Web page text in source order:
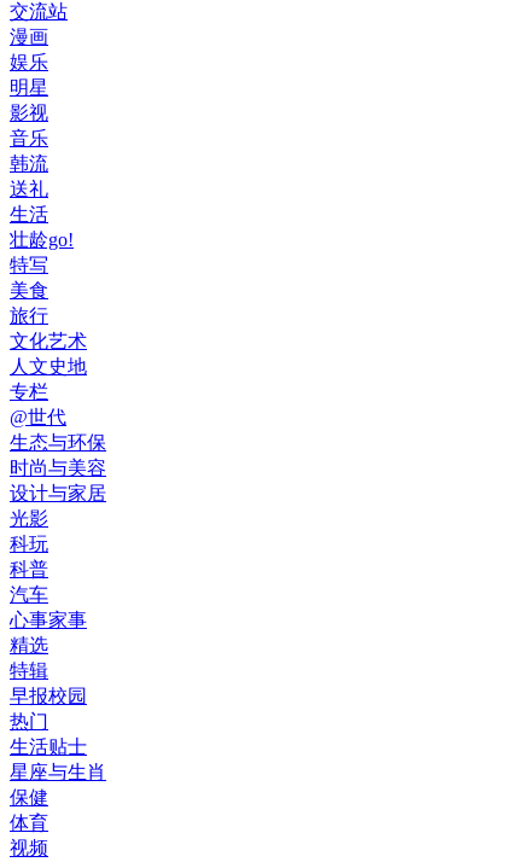
交流站
漫画
娱乐
明星
影视
音乐
韩流
送礼
生活
壮龄go!
特写
美食
旅行
文化艺术
人文史地
专栏
@世代
生态与环保
时尚与美容
设计与家居
光影
科玩
科普
汽车
心事家事
精选
特辑
早报校园
热门
生活贴士
星座与生肖
保健
体育
视频